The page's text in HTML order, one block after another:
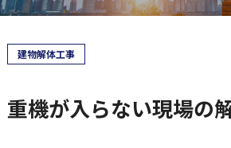
建物解体工事
重機が入らない現場の